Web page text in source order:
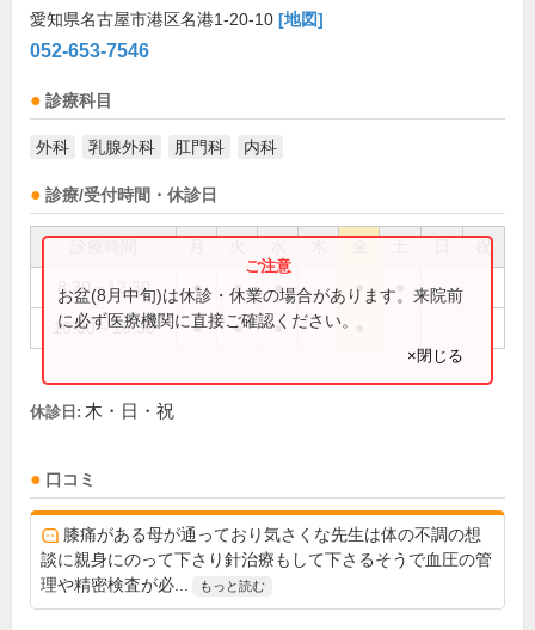
愛知県名古屋市港区名港1-20-10 [地図]
052-653-7546
診療科目
外科 乳腺外科 肛門科 内科
診療/受付時間・休診日
祝
8:30～12:30 ● ● ● ●
16:00～18:30 ● ● ●
お盆(8月中旬)は休診・休業の場合があります。来院前
に必ず医療機関に直接ご確認ください。
×閉じる
休診日: 木・日・祝
口コミ
膝痛がある母が通っており気さくな先生は体の不調の想
談に親身にのって下さり針治療もして下さるそうで血圧の管
理や精密検査が必...
もっと読む